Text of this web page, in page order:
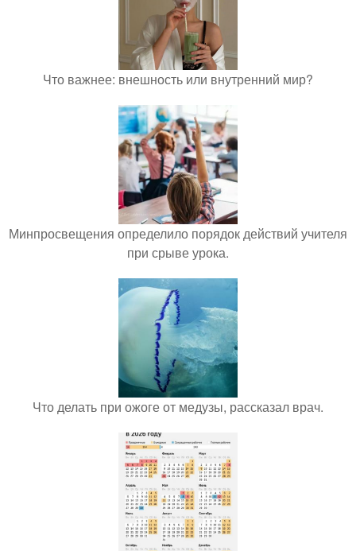
Что важнее: внешность или внутренний мир?
Минпросвещения определило порядок действий учителя
при срыве урока.
Что делать при ожоге от медузы, рассказал врач.